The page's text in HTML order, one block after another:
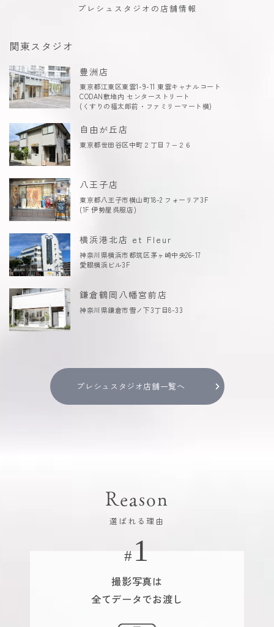
プレシュスタジオの店舗情報
関東スタジオ
豊洲店
東京都江東区東雲1-9-11 東雲キャナルコート
CODAN敷地内 センターストリート
(くすりの福太郎前・ファミリーマート横)
自由が丘店
東京都世田谷区中町２丁目７−２６
八王子店
東京都八王子市横山町18-2 フォーリア3F
(1F 伊勢屋呉服店)
横浜港北店 et Fleur
神奈川県横浜市都筑区茅ヶ崎中央26-17
愛眼横浜ビル3F
鎌倉鶴岡八幡宮前店
神奈川県鎌倉市雪ノ下3丁目8-33
プレシュスタジオ店舗一覧へ
Reason
選ばれる理由
撮影写真は
全てデータでお渡し